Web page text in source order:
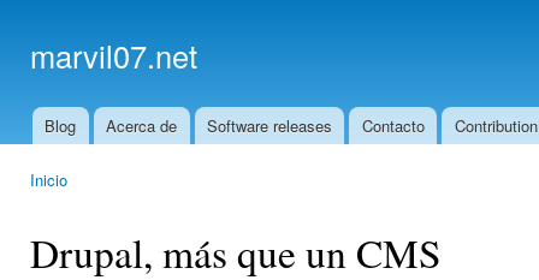
marvil07.net
Main menu
Blog Acerca de Software releases Contacto
Inicio
Drupal, más que un CMS